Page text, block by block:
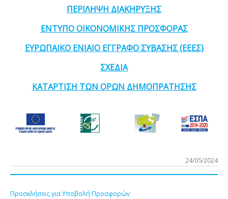
ΠΕΡΙΛΗΨΗ ΔΙΑΚΗΡΥΞΗΣ
ΕΝΤΥΠΟ ΟΙΚΟΝΟΜΙΚΗΣ ΠΡΟΣΦΟΡΑΣ
ΕΥΡΩΠΑΙΚΟ ΕΝΙΑΙΟ ΕΓΓΡΑΦΟ ΣΥΒΑΣΗΣ (ΕΕΕΣ)
ΣΧΕΔΙΑ
ΚΑΤΑΡΤΙΣΗ ΤΩΝ ΟΡΩΝ ΔΗΜΟΠΡΑΤΗΣΗΣ
24/05/2024
Προσκλήσεις για Υποβολή Προσφορών